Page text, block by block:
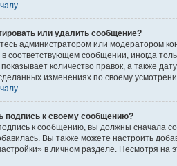
или удалить сообщение?
администратором или модератором
в соответствующем сообщении, иногда
количество правок, а также
изменениях по своему
подпись к своему сообщению?
к сообщению, вы должны сначала
Вы также можете настроить
в личном разделе. Несмотря